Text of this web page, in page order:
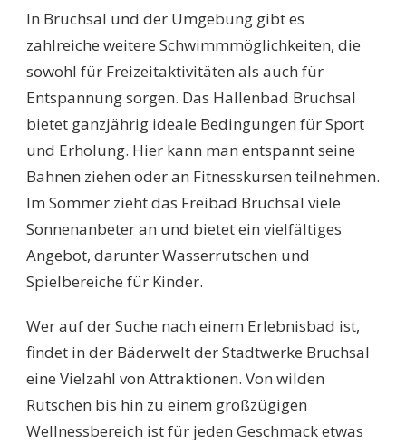
In Bruchsal und der Umgebung gibt es
zahlreiche weitere Schwimmmöglichkeiten, die
sowohl für Freizeitaktivitäten als auch für
Entspannung sorgen. Das Hallenbad Bruchsal
bietet ganzjährig ideale Bedingungen für Sport
und Erholung. Hier kann man entspannt seine
Bahnen ziehen oder an Fitnesskursen teilnehmen.
Im Sommer zieht das Freibad Bruchsal viele
Sonnenanbeter an und bietet ein vielfältiges
Angebot, darunter Wasserrutschen und
Spielbereiche für Kinder.
Wer auf der Suche nach einem Erlebnisbad ist,
findet in der Bäderwelt der Stadtwerke Bruchsal
eine Vielzahl von Attraktionen. Von wilden
Rutschen bis hin zu einem großzügigen
Wellnessbereich ist für jeden Geschmack etwas